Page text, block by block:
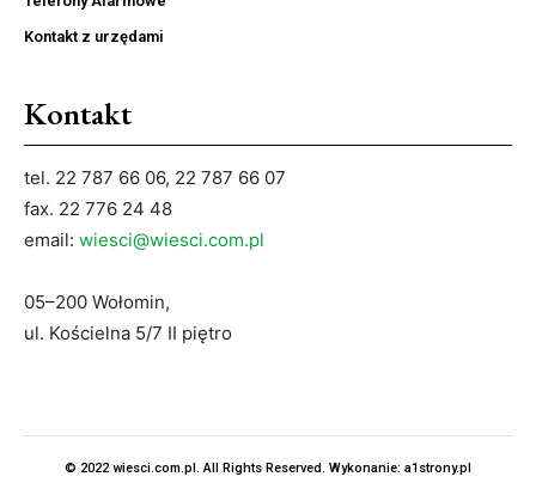
Kontakt z urzędami
Kontakt
tel. 22 787 66 06, 22 787 66 07
fax. 22 776 24 48
email: wiesci@wiesci.com.pl
05–200 Wołomin,
ul. Kościelna 5/7 II piętro
© 2022 wiesci.com.pl. All Rights Reserved. Wykonanie: a1strony.pl